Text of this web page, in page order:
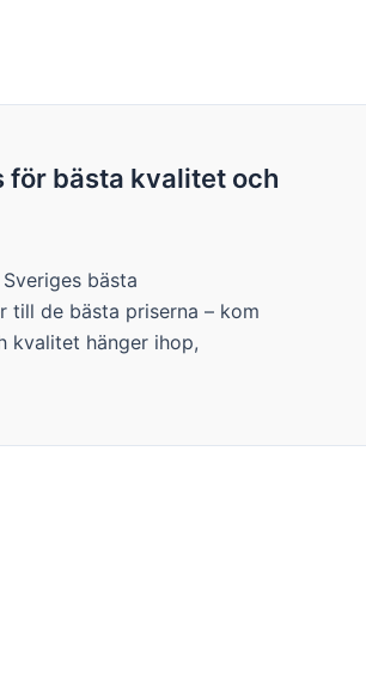
för bästa kvalitet och
bästa
till de bästa priserna – kom
kvalitet hänger ihop,